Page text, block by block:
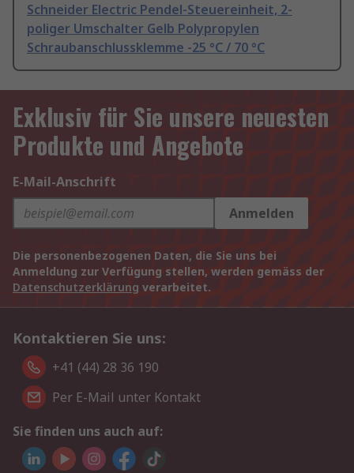
Schneider Electric Pendel-Steuereinheit, 2-
poliger Umschalter Gelb Polypropylen
Schraubanschlussklemme -25 °C / 70 °C
Exklusiv für Sie unsere neuesten
Produkte und Angebote
E-Mail-Anschrift
Anmelden
Die personenbezogenen Daten, die Sie uns bei
Anmeldung zur Verfügung stellen, werden gemäss der
Datenschutzerklärung verarbeitet.
Kontaktieren Sie uns:
+41 (44) 28 36 190
Per E-Mail unter Kontakt
Sie finden uns auch auf: